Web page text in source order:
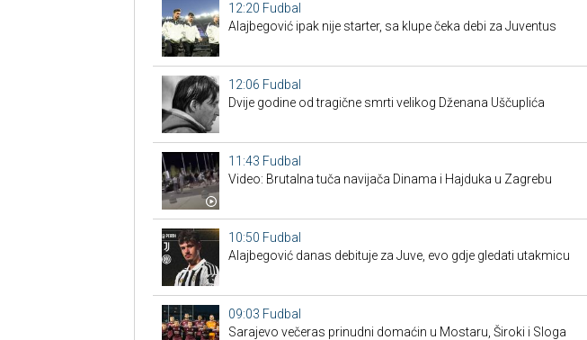
12:20 Fudbal
Alajbegović ipak nije starter, sa klupe čeka debi za Juventus
12:06 Fudbal
Dvije godine od tragične smrti velikog Dženana Uščuplića
11:43 Fudbal
Video: Brutalna tuča navijača Dinama i Hajduka u Zagrebu
10:50 Fudbal
Alajbegović danas debituje za Juve, evo gdje gledati utakmicu
09:03 Fudbal
Sarajevo večeras prinudni domaćin u Mostaru, Široki i Sloga